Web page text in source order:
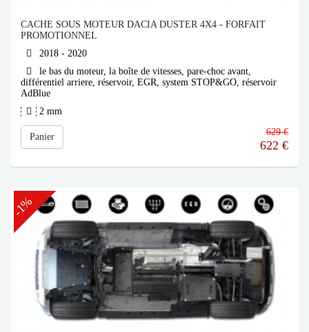
CACHE SOUS MOTEUR DACIA DUSTER 4X4 - FORFAIT
PROMOTIONNEL
2018 - 2020
le bas du moteur, la boîte de vitesses, pare-choc avant,
différentiel arriere, réservoir, EGR, system STOP&GO, réservoir
AdBlue
2 mm
Panier 629 €
622 €
-1%